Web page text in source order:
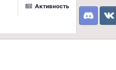
Активность
DiscordVK